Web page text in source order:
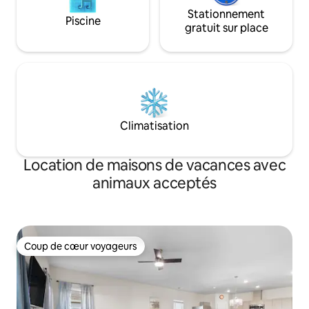
Piscine
Stationnement
gratuit sur place
Climatisation
Location de maisons de vacances avec
animaux acceptés
Coup de cœur voyageurs
Coup de cœur voyageurs